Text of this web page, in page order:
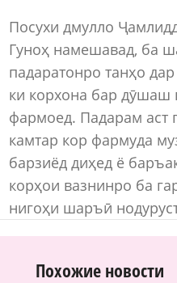
Посухи дмулло
Гуноҳ намешавад, ба
падаратонро танҳо
ки корхона бар дӯшаш
фармоед. Падарам аст
камтар кор фармуда
барзиёд диҳед ё
корҳои вазнинро ба
нигоҳи шаръӣ
Похожие новости